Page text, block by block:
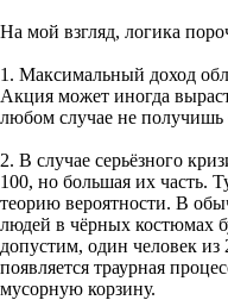
На мой взгляд, логика
1. Максимальный доход
Акция может иногда
любом случае не получишь
2. В случае серьёзного
100, но большая их часть.
теорию вероятности. В
людей в чёрных костюмах
допустим, один человек
появляется траурная
мусорную корзину.